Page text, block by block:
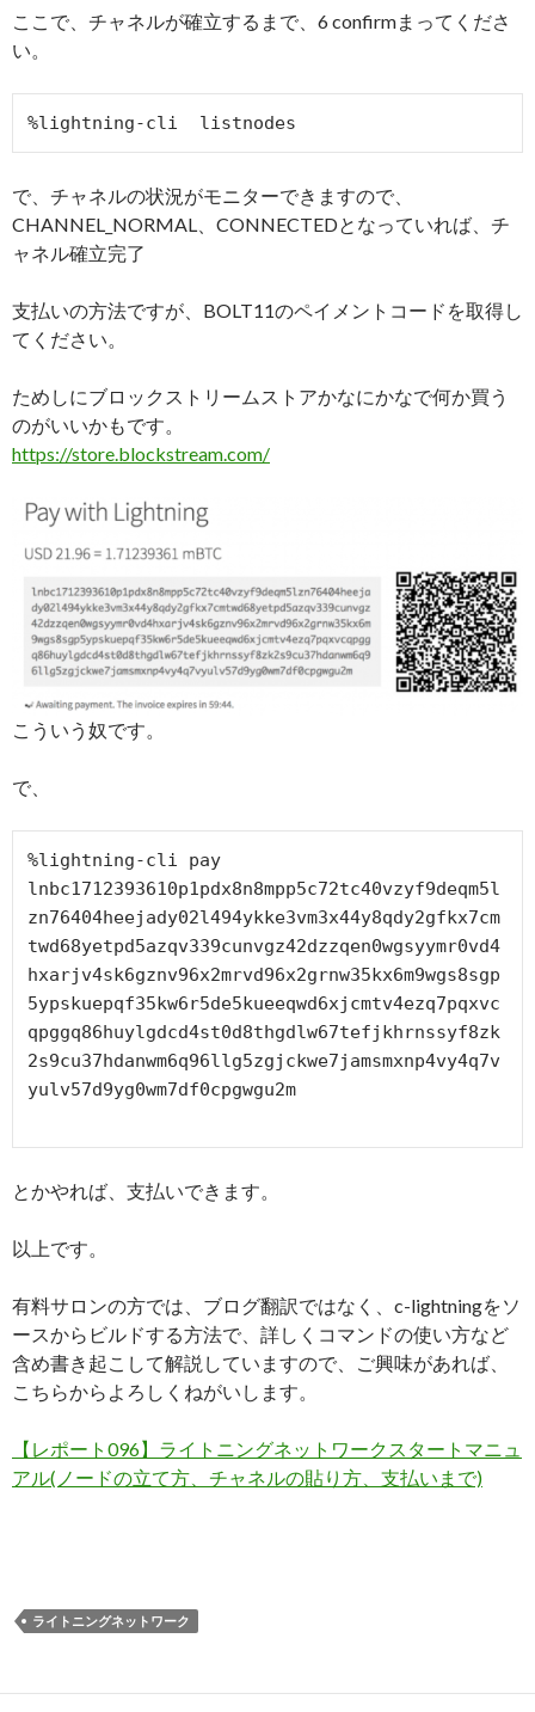
ここで、チャネルが確立するまで、6 confirmまってくださ
い。
で、チャネルの状況がモニターできますので、
CHANNEL_NORMAL、CONNECTEDとなっていれば、チ
ャネル確立完了
支払いの方法ですが、BOLT11のペイメントコードを取得し
てください。
ためしにブロックストリームストアかなにかなで何か買う
のがいいかもです。
https://store.blockstream.com/
こういう奴です。
で、
%lightning-cli pay
lnbc1712393610p1pdx8n8mpp5c72tc40vzyf9deqm5l
zn76404heejady02l494ykke3vm3x44y8qdy2gfkx7cm
twd68yetpd5azqv339cunvgz42dzzqen0wgsyymr0vd4
hxarjv4sk6gznv96x2mrvd96x2grnw35kx6m9wgs8sgp
5ypskuepqf35kw6r5de5kueeqwd6xjcmtv4ezq7pqxvc
qpggq86huylgdcd4st0d8thgdlw67tefjkhrnssyf8zk
2s9cu37hdanwm6q96llg5zgjckwe7jamsmxnp4vy4q7v
yulv57d9yg0wm7df0cpgwgu2m
とかやれば、支払いできます。
以上です。
有料サロンの方では、ブログ翻訳ではなく、c-lightningをソ
ースからビルドする方法で、詳しくコマンドの使い方など
含め書き起こして解説していますので、ご興味があれば、
こちらからよろしくねがいします。
【レポート096】ライトニングネットワークスタートマニュ
アル(ノードの立て方、チャネルの貼り方、支払いまで)
ライトニングネットワーク